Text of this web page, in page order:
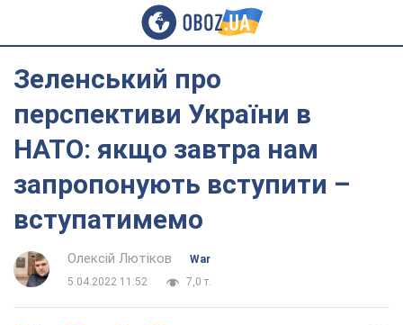
Зеленський про
перспективи України в
НАТО: якщо завтра нам
запропонують вступити –
вступатимемо
Олексій Лютіков
War
5.04.2022 11:52
7,0 т.